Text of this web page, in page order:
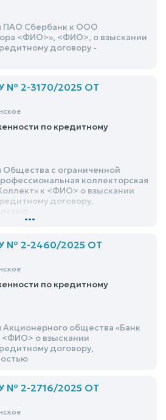
ПАО Сбербанк к ООО
<ФИО>», <ФИО>, о взыскании
договору -
№ 2-3170/2025 ОТ
по кредитному
Общества с ограниченной
коллекторская
к <ФИО> о взыскании
договору,
...
№ 2-2460/2025 ОТ
по кредитному
общества «Банк
<ФИО> о взыскании
договору,
№ 2-2716/2025 ОТ